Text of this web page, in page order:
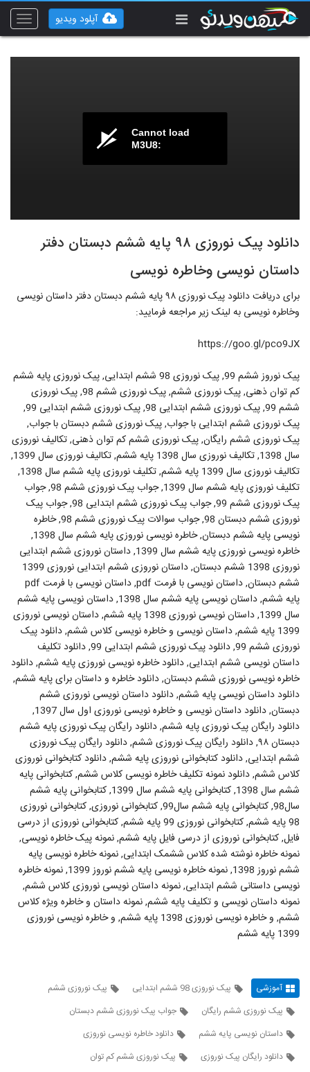
Toggle
آپلود ویدیو
Cannot load
M3U8:
دانلود پیک نوروزی ۹۸ پایه ششم دبستان دفتر
داستان نویسی وخاطره نویسی
برای دریافت دانلود پیک نوروزی ۹۸ پایه ششم دبستان دفتر داستان نویسی
وخاطره نویسی به لینک زیر مراجعه فرمایید:
https://goo.gl/pco9JX
پیک نوروز ششم 99, پیک نوروزی 98 ششم ابتدایی, پیک نوروزی پایه ششم
کم توان ذهنی, پیک نوروزی ششم, پیک نوروزی ششم 98, پیک نوروزی
ششم 99, پیک نوروزی ششم ابتدایی 98, پیک نوروزی ششم ابتدایی 99,
پیک نوروزی ششم ابتدایی با جواب, پیک نوروزی ششم دبستان با جواب,
پیک نوروزی ششم رایگان, پیک نوروزی ششم کم توان ذهنی, تکالیف نوروزی
سال 1398, تکالیف نوروزی سال 1398 پایه ششم, تکالیف نوروزی سال 1399,
تکالیف نوروزی سال 1399 پایه ششم, تکلیف نوروزی پایه ششم سال 1398,
تکلیف نوروزی پایه ششم سال 1399, جواب پیک نوروزی ششم 98, جواب
پیک نوروزی ششم 99, جواب پیک نوروزی ششم ابتدایی 98, جواب پیک
نوروزی ششم دبستان 98, جواب سوالات پیک نوروزی ششم 98, خاطره
نویسی پایه ششم دبستان, خاطره نویسی نوروزی پایه ششم سال 1398,
خاطره نویسی نوروزی پایه ششم سال 1399, داستان نوروزی ششم ابتدایی
نوروزی 1398 ششم دبستان, داستان نوروزی ششم ابتدایی نوروزی 1399
ششم دبستان, داستان نویسی با فرمت pdf, داستان نویسی با فرمت pdf
پایه ششم, داستان نویسی پایه ششم سال 1398, داستان نویسی پایه ششم
سال 1399, داستان نویسی نوروزی 1398 پایه ششم, داستان نویسی نوروزی
1399 پایه ششم, داستان نویسی و خاطره نویسی کلاس ششم, دانلود پیک
نوروزی ششم 99, دانلود پیک نوروزی ششم ابتدایی 99, دانلود تکلیف
داستان نویسی ششم ابتدایی, دانلود خاطره نویسی نوروزی پایه ششم, دانلود
خاطره نویسی نوروزی ششم دبستان, دانلود خاطره و داستان برای پایه ششم,
دانلود داستان نویسی پایه ششم, دانلود داستان نویسی نوروزی ششم
دبستان, دانلود داستان نویسی و خاطره نویسی نوروزی اول سال 1397,
دانلود رایگان پیک نوروزی پایه ششم, دانلود رایگان پیک نوروزی پایه ششم
دبستان ۹۸, دانلود رایگان پیک نوروزی ششم, دانلود رایگان پیک نوروزی
ششم ابتدایی, دانلود کتابخوانی نوروزی پایه ششم, دانلود کتابخوانی نوروزی
کلاس ششم, دانلود نمونه تکلیف خاطره نویسی کلاس ششم, کتابخوانی پایه
ششم سال 1398, کتابخوانی پایه ششم سال 1399, کتابخوانی پایه ششم
سال98, کتابخوانی پایه ششم سال99, کتابخوانی نوروزی, کتابخوانی نوروزی
98 پایه ششم, کتابخوانی نوروزی 99 پایه ششم, کتابخوانی نوروزی از درسی
فایل, کتابخوانی نوروزی از درسی فایل پایه ششم, نمونه پیک خاطره نویسی,
نمونه خاطره نوشته شده کلاس ششمک ابتدایی, نمونه خاطره نویسی پایه
ششم نوروز 1398, نمونه خاطره نویسی پایه ششم نوروز 1399, نمونه خاطره
نویسی داستانی ششم ابتدایی, نمونه داستان نویسی نوروزی کلاس ششم,
نمونه داستان نویسی و تکلیف پایه ششم, نمونه داستان و خاطره ویژه کلاس
ششم, و خاطره نویسی نوروزی 1398 پایه ششم, و خاطره نویسی نوروزی
1399 پایه ششم
آموزشی پیک نوروزی 98 ششم ابتدایی
پیک نوروزی ششم
پیک نوروزی ششم رایگان
جواب پیک نوروزی ششم دبستان
داستان نویسی پایه ششم
دانلود خاطره نویسی نوروزی
دانلود رایگان پیک نوروزی
پیک نوروزی ششم کم توان